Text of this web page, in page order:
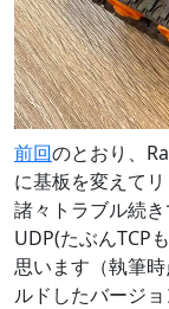
前回のとおり、
に基板を変えて
諸々トラブル続
UDP(たぶんTCP
思います（執筆時
ルドしたバージ